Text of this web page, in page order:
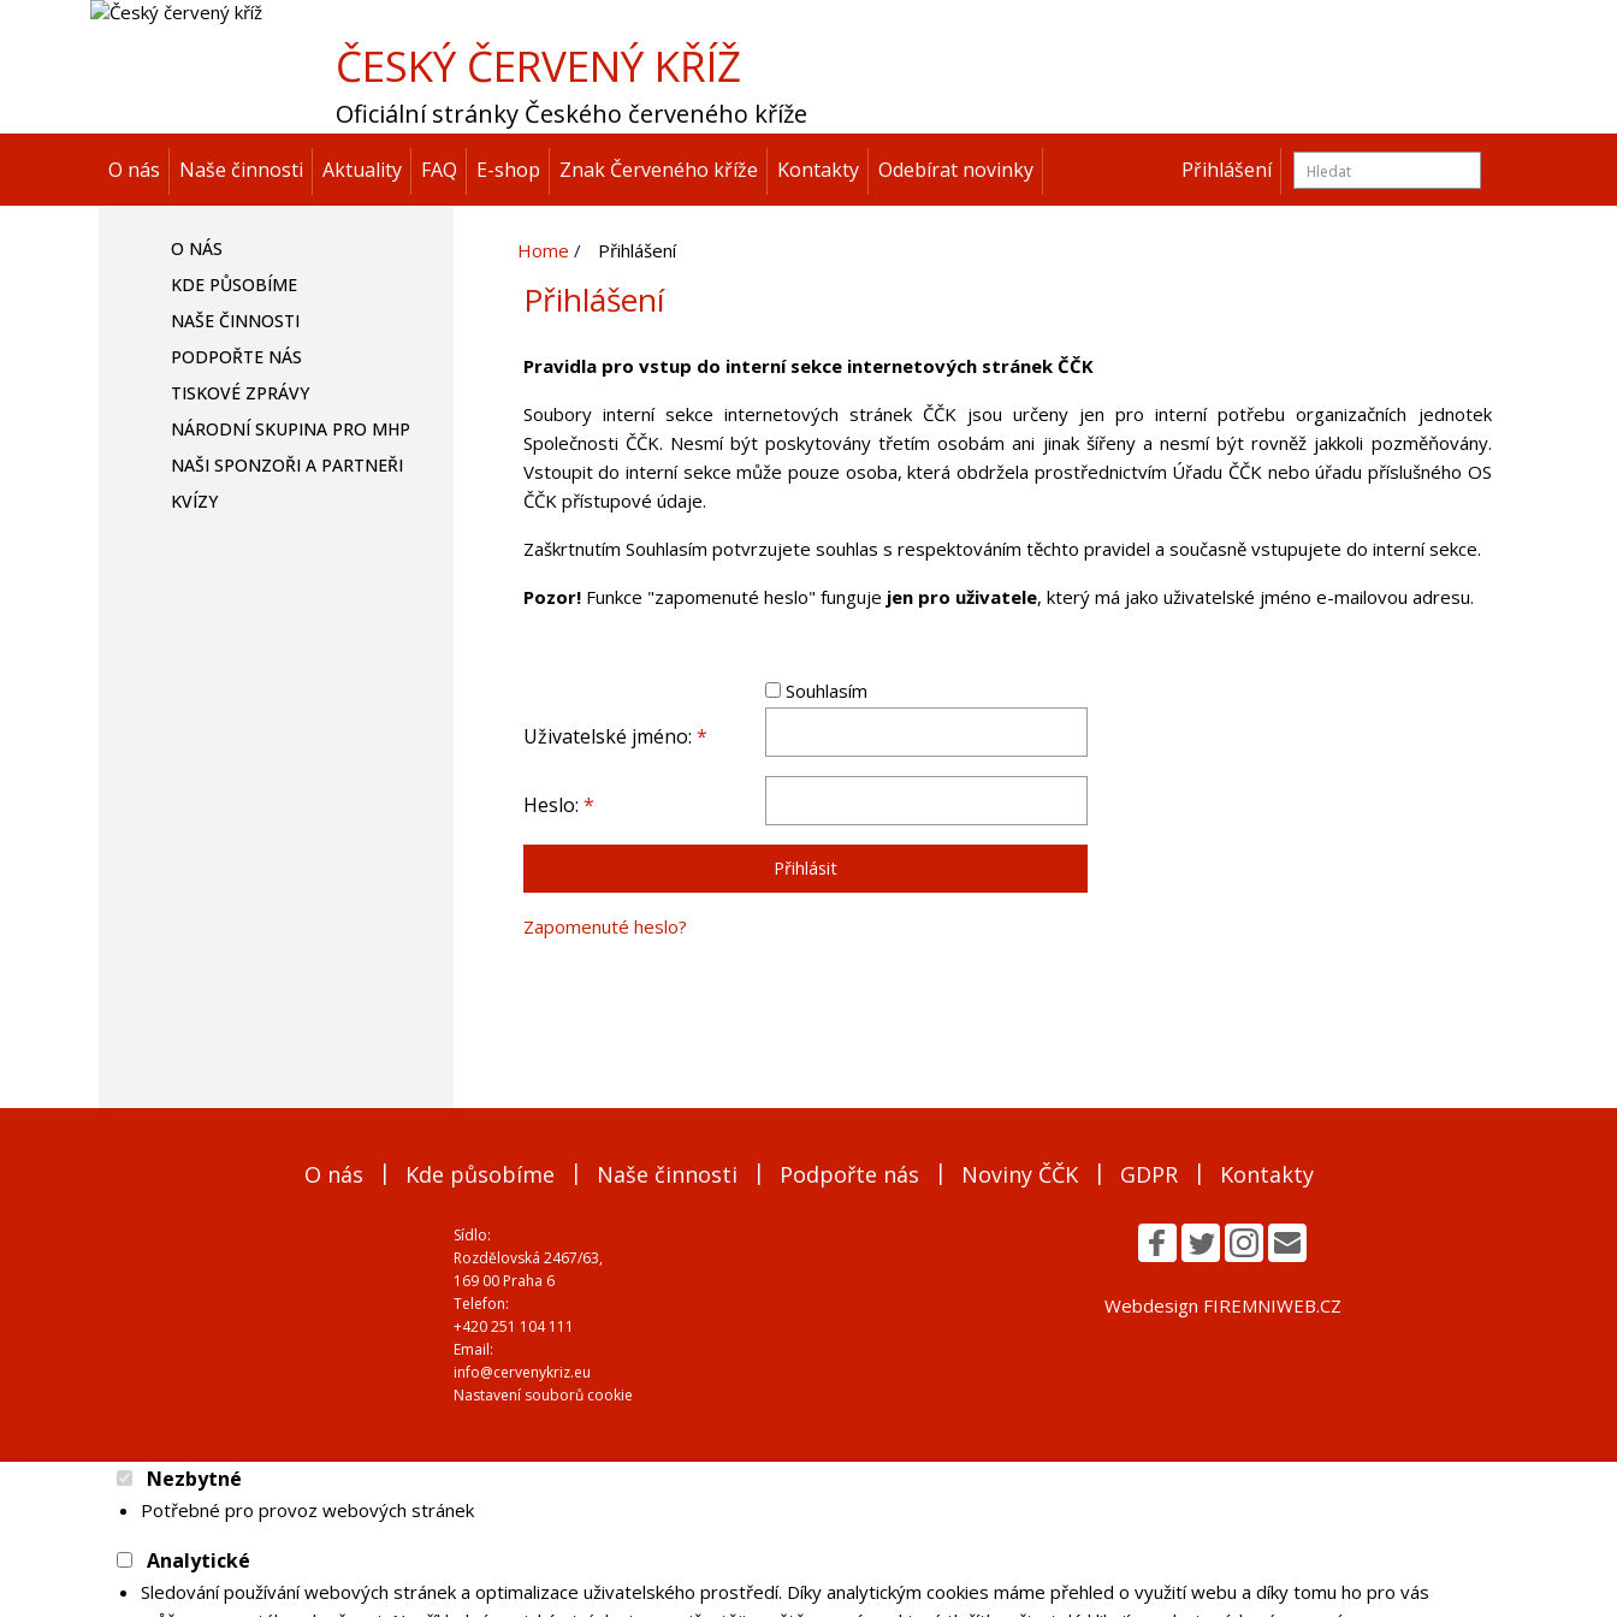
ČESKÝ ČERVENÝ KŘÍŽ
Oficiální stránky Českého červeného kříže
O nás Naše činnosti Aktuality FAQ E-shop Znak Červeného kříže Kontakty Odebírat novinky Přihlášení
Home Přihlášení
Přihlášení
Pravidla pro vstup do interní sekce internetových stránek ČČK
Soubory interní sekce internetových stránek ČČK jsou určeny jen pro interní potřebu organizačních jednotek
Společnosti ČČK. Nesmí být poskytovány třetím osobám ani jinak šířeny a nesmí být rovněž jakkoli pozměňovány.
Vstoupit do interní sekce může pouze osoba, která obdržela prostřednictvím Úřadu ČČK nebo úřadu příslušného OS
ČČK přístupové údaje.
Zaškrtnutím Souhlasím potvrzujete souhlas s respektováním těchto pravidel a současně vstupujete do interní sekce.
Pozor!Funkce "zapomenuté heslo" funguje jen pro uživatele, který má jako uživatelské jméno e-mailovou adresu.
Souhlasím
Uživatelské jméno: *
Heslo: *
Zapomenuté heslo?
O NÁS
KDE PŮSOBÍME
NAŠE ČINNOSTI
PODPOŘTE NÁS
TISKOVÉ ZPRÁVY
NÁRODNÍ SKUPINA PRO MHP
NAŠI SPONZOŘI A PARTNEŘI
KVÍZY
O nás Kde působíme Naše činnosti Podpořte nás Noviny ČČK GDPR Kontakty
Sídlo:
Rozdělovská 2467/63,
169 00 Praha 6
Telefon:
+420 251 104 111
Email:
info@cervenykriz.eu
Nastavení souborů cookie
Webdesign FIREMNIWEB.CZ
Nezbytné
Potřebné pro provoz webových stránek
Analytické
Sledování používání webových stránek a optimalizace uživatelského prostředí. Díky analytickým cookies máme přehled o využití webu a díky tomu ho pro vás